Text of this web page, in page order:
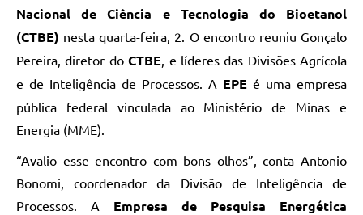
Nacional de Ciência e Tecnologia do Bioetanol
(CTBE) nesta quarta-feira, 2. O encontro reuniu Gonçalo
Pereira, diretor doCTBE , e líderes das Divisões Agrícola
e de Inteligência de Processos. A EPE é uma empresa
pública federal vinculada ao Ministério de Minas e
Energia (MME).
“Avalio esse encontro com bons olhos”, conta Antonio
Bonomi, coordenador da Divisão de Inteligência de
Processos. A Empresa de Pesquisa Energética